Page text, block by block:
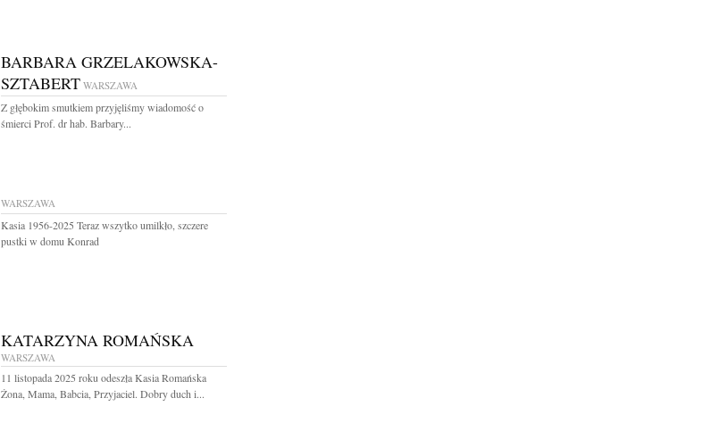
BARBARA GRZELAKOWSKA-
SZTABERT WARSZAWA
Z głębokim smutkiem przyjęliśmy wiadomość o
śmierci Prof. dr hab. Barbary...
WARSZAWA
Kasia 1956-2025 Teraz wszytko umilkło, szczere
pustki w domu Konrad
KATARZYNA ROMAŃSKA
WARSZAWA
11 listopada 2025 roku odeszła Kasia Romańska
Żona, Mama, Babcia, Przyjaciel. Dobry duch i...